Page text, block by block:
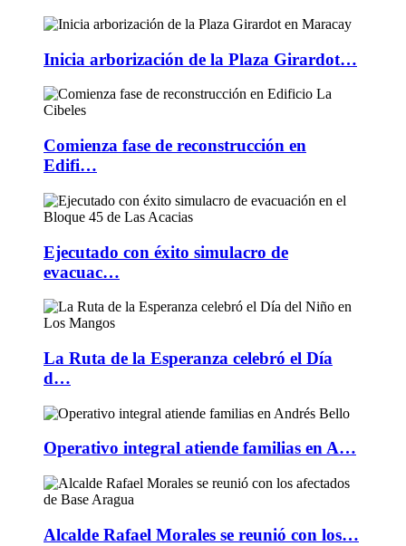
Inicia arborización de la Plaza Girardot…
Comienza fase de reconstrucción en
Edifi…
Ejecutado con éxito simulacro de
evacuac…
La Ruta de la Esperanza celebró el Día
d…
Operativo integral atiende familias en A…
Alcalde Rafael Morales se reunió con los…